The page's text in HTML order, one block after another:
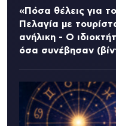
«Πόσα θέλεις για
Πελαγία με
ανήλικη - Ο
όσα συνέβησαν